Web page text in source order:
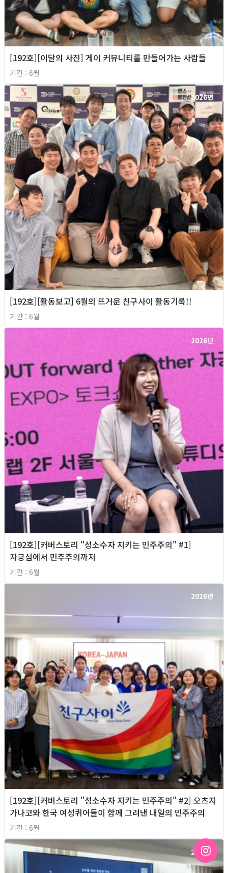
[192호][이달의 사진] 게이 커뮤니티를 만들어가는 사람들
기간 : 6월
2026년
[192호][활동보고] 6월의 뜨거운 친구사이 활동기록!!
기간 : 6월
2026년
[192호][커버스토리 "성소수자 지키는 민주주의" #1]
자긍심에서 민주주의까지
기간 : 6월
2026년
[192호][커버스토리 "성소수자 지키는 민주주의" #2] 오츠지
가나코와 한국 여성퀴어들이 함께 그려낸 내일의 민주주의
기간 : 6월
2026년